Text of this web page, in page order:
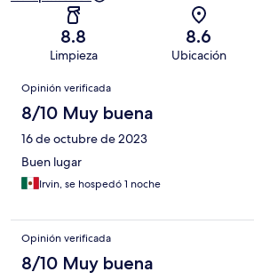
8.8
Limpieza
8.6
Ubicación
Opiniones
Opinión verificada
8/10 Muy buena
16 de octubre de 2023
Buen lugar
Irvin, se hospedó 1 noche
Opinión verificada
8/10 Muy buena